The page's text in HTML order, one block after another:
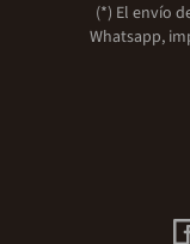
(*) El envío
Whatsapp,